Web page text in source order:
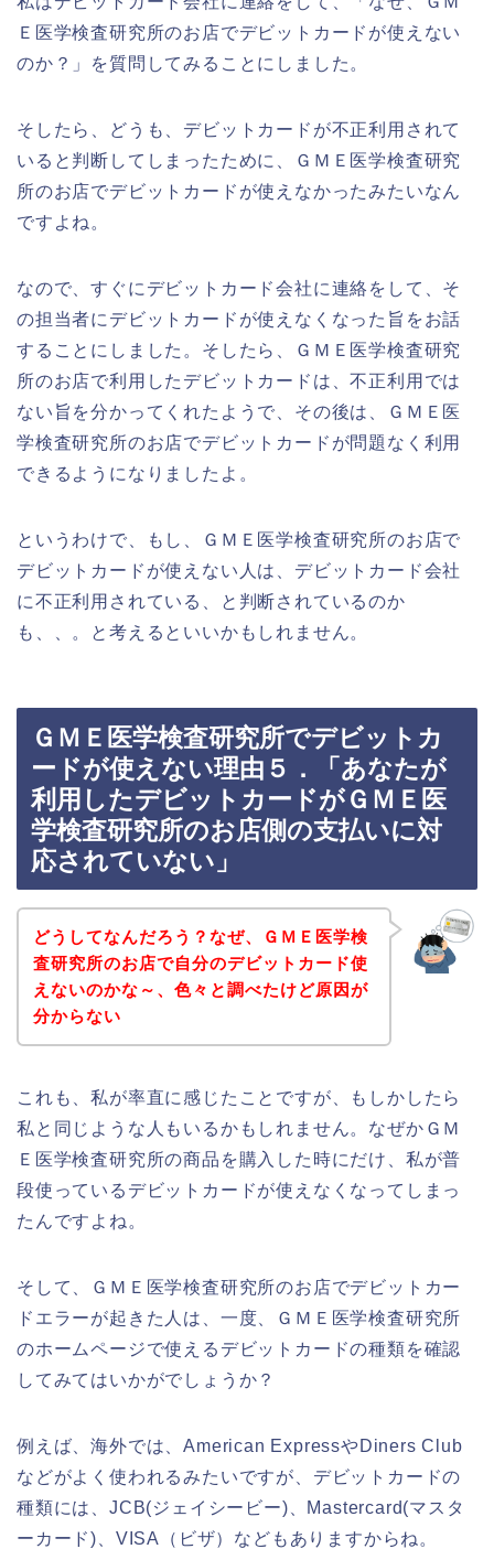
Ｅ医学検査研究所のお店でデビットカードが使えない
のか？」を質問してみることにしました。
そしたら、どうも、デビットカードが不正利用されて
いると判断してしまったために、ＧＭＥ医学検査研究
所のお店でデビットカードが使えなかったみたいなん
ですよね。
なので、すぐにデビットカード会社に連絡をして、そ
の担当者にデビットカードが使えなくなった旨をお話
することにしました。そしたら、ＧＭＥ医学検査研究
所のお店で利用したデビットカードは、不正利用では
ない旨を分かってくれたようで、その後は、ＧＭＥ医
学検査研究所のお店でデビットカードが問題なく利用
できるようになりましたよ。
というわけで、もし、ＧＭＥ医学検査研究所のお店で
デビットカードが使えない人は、デビットカード会社
に不正利用されている、と判断されているのか
も、、。と考えるといいかもしれません。
ＧＭＥ医学検査研究所でデビットカ
ードが使えない理由５．「あなたが
利用したデビットカードがＧＭＥ医
学検査研究所のお店側の支払いに対
応されていない」
どうしてなんだろう？なぜ、ＧＭＥ医学検
査研究所のお店で自分のデビットカード使
えないのかな～、色々と調べたけど原因が
分からない
これも、私が率直に感じたことですが、もしかしたら
私と同じような人もいるかもしれません。なぜかＧＭ
Ｅ医学検査研究所の商品を購入した時にだけ、私が普
段使っているデビットカードが使えなくなってしまっ
たんですよね。
そして、ＧＭＥ医学検査研究所のお店でデビットカー
ドエラーが起きた人は、一度、ＧＭＥ医学検査研究所
のホームページで使えるデビットカードの種類を確認
してみてはいかがでしょうか？
例えば、海外では、American ExpressやDiners Club
などがよく使われるみたいですが、デビットカードの
種類には、JCB(ジェイシービー)、Mastercard(マスタ
ーカード)、VISA（ビザ）などもありますからね。